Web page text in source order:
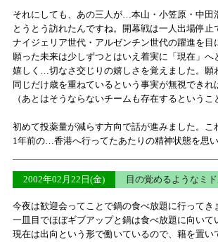
それにしても、あの三人が…本山・小笠原・中
とうとう訪れたんですね。開幕戦は一人出場停止
ナイジェリア世代・アルゼンチン世代の躍進を目
願った未来は少しずつとはいえ着実に「現在」
嬉しく…切なさ交じりの嬉しさを覚えました。願
同じだけ歳を重ねているという事実が無視でき
（あとはそうならないチームも存在するという
初めて投薬量が減らす方向で話が進みました。
1年前の…香港へ行ってたあたりの精神状態を思
2002年02月22日(金) 目の覚めるようなミ
今夜は歓迎会ってことで鍋の食べ放題に行ってき
一皿目でほぼギブアップと鍋は食べ放題に向い
現在は出向という形で働いているので、籍を置